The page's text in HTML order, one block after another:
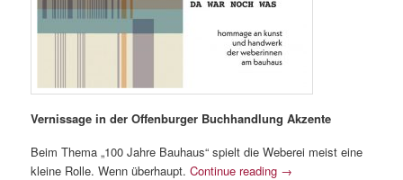
Vernissage in der Offenburger Buchhandlung Akzente
Beim Thema „100 Jahre Bauhaus“ spielt die Weberei meist eine
kleine Rolle. Wenn überhaupt.Continue reading →